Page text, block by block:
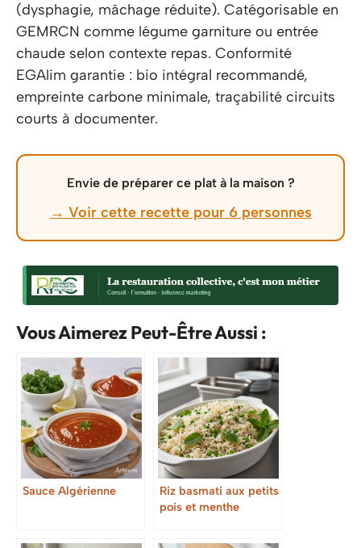
(dysphagie, mâchage réduite). Catégorisable en
GEMRCN comme légume garniture ou entrée
chaude selon contexte repas. Conformité
EGAlim garantie : bio intégral recommandé,
empreinte carbone minimale, traçabilité circuits
courts à documenter.
Envie de préparer ce plat à la maison ?
→ Voir cette recette pour 6 personnes
Vous Aimerez Peut-Être Aussi :
Sauce Algérienne
Riz basmati aux petits
pois et menthe